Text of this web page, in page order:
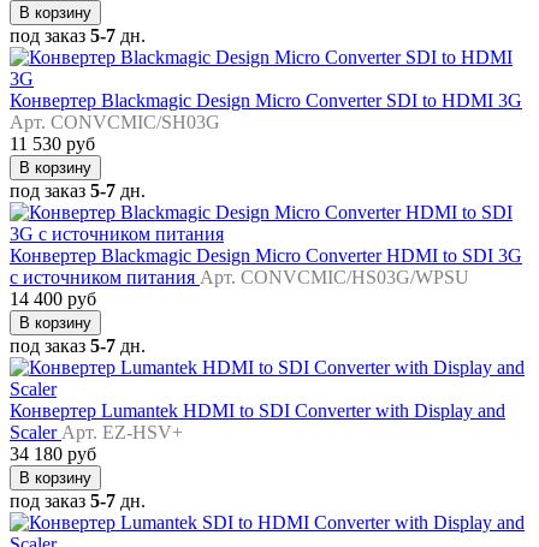
В корзину
под заказ 5-7 дн.
Конвертер Blackmagic Design Micro Converter SDI to HDMI 3G
Арт. CONVCMIC/SH03G
11 530 руб
В корзину
под заказ 5-7 дн.
Конвертер Blackmagic Design Micro Converter HDMI to SDI 3G
с источником питания Арт. CONVCMIC/HS03G/WPSU
14 400 руб
В корзину
под заказ 5-7 дн.
Конвертер Lumantek HDMI to SDI Converter with Display and
Scaler Арт. EZ-HSV+
34 180 руб
В корзину
под заказ 5-7 дн.